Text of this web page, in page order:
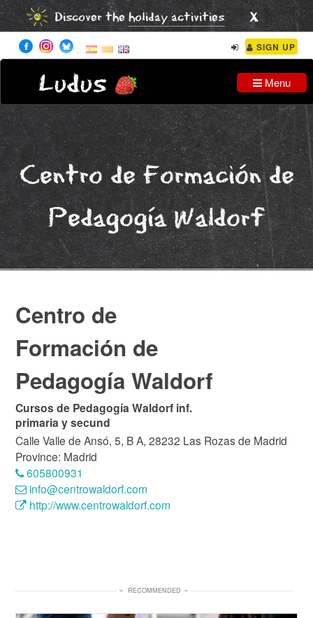
Discover theholiday activities x
SIGN UP
Ludus Menu
Centro de Formación de
Pedagogía Waldorf
Centro de
Formación de
Pedagogía Waldorf
Cursos de Pedagogía Waldorf inf.
primaria y secund
Calle Valle de Ansó, 5, B A, 28232 Las Rozas de Madrid
Province: Madrid
605800931
info@centrowaldorf.com
http://www.centrowaldorf.com
RECOMMENDED